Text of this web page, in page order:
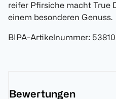
reifer Pfirsiche macht True
einem besonderen Genuss.
BIPA-Artikelnummer:
Bewertungen